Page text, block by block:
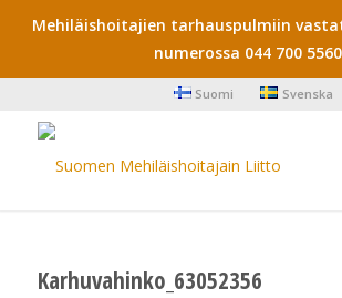
Mehiläishoitajien tarhauspulmiin
numerossa 044 700 5560
Suomi Svenska
Karhuvahinko_63052356